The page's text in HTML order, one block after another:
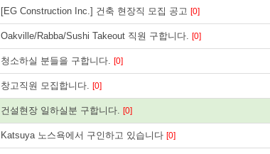
[EG Construction Inc.] 건축 현장직 모집 공고 [0]
Oakville/Rabba/Sushi Takeout 직원 구합니다. [0]
청소하실 분들을 구합니다. [0]
창고직원 모집합니다. [0]
건설현장 일하실분 구합니다. [0]
Katsuya 노스욕에서 구인하고 있습니다 [0]